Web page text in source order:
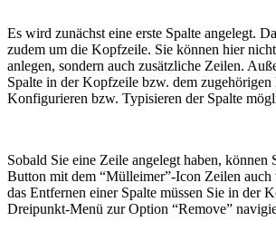
Es wird zunächst eine erste Spalte angelegt.
zudem um die Kopfzeile. Sie können hier
anlegen, sondern auch zusätzliche Zeilen.
Spalte in der Kopfzeile bzw. dem zugehörigen
Konfigurieren bzw. Typisieren der Spalte
Sobald Sie eine Zeile angelegt haben, können
Button mit dem “Mülleimer”-Icon Zeilen auch
das Entfernen einer Spalte müssen Sie in der
Dreipunkt-Menü zur Option “Remove”